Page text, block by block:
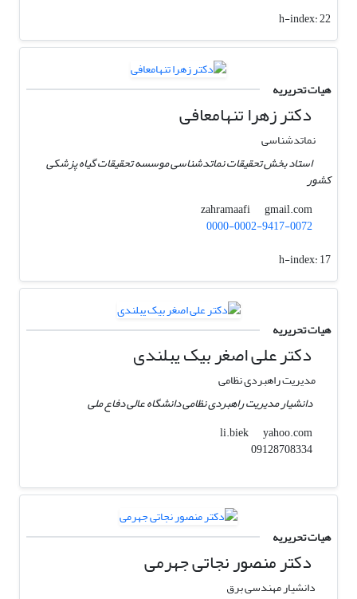
h-index:22
هیات تحریریه
دکتر زهرا تنهامعافی
نماتدشناسی
استاد بخش تحقیقات نماتدشناسی موسسه تحقیقات گیاه پزشکی
کشور
zahramaafi
gmail.com
0000-0002-9417-0072
h-index:17
هیات تحریریه
دکتر علی اصغر بیک یبلندی
مدیریت راهبردی نظامی
دانشیار مدیریت راهبردی نظامی دانشگاه عالی دفاع ملی
li.biek
yahoo.com
09128708334
هیات تحریریه
دکتر منصور نجاتی جهرمی
دانشیار مهندسی برق